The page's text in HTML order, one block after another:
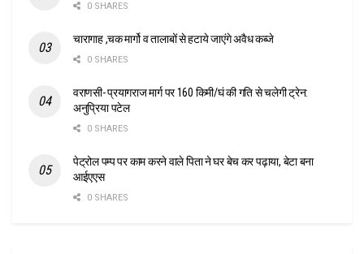
0 SHARES
चारागाह ,चक मार्गो व तालाबों से हटाये जाएंगे अवैध कब्जे
0 SHARES
वराणसी- प्रयागराज मार्ग पर 160 किमी/घं की गति से चलेगी ट्रेन:
अनुप्रिया पटेल
0 SHARES
पेट्रोल पम्प पर काम करने वाले पिता ने घर बेच कर पढ़ाया, बेटा बना
आईएएस
0 SHARES